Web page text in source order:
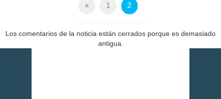
« 1 2
Los comentarios de la noticia están cerrados porque es demasiado
antigua.